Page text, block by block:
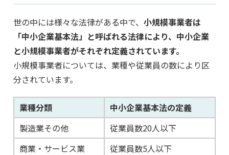
世の中には様々な法律がある中で、 小規模事業者は
「中小企業基本法」と呼ばれる法律により、中小企業
と小規模事業者がそれぞれ定義されています。
小規模事業者については、業種や従業員の数により区
分されています。
業種分類
中小企業基本法の定義
製造業その他
従業員数20人以下
商業・サービス業
従業員数5人以下